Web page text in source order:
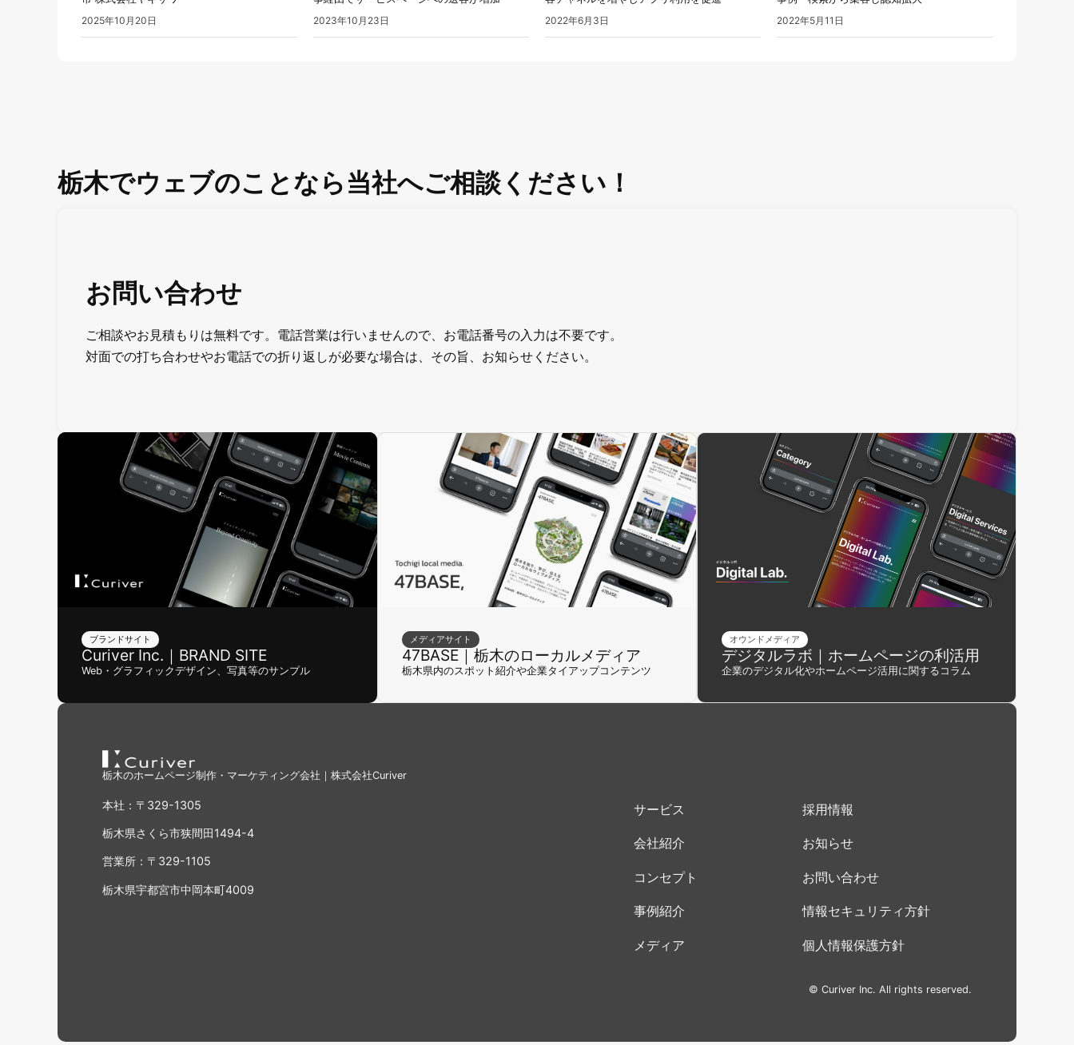
2025年10月20日 2023年10月23日 2022年6月3日 2022年5月11日
栃木でウェブのことなら当社へご相談ください！
お問い合わせ
ご相談やお見積もりは無料です。電話営業は行いませんので、お電話番号の入力は不要です。
対面での打ち合わせやお電話での折り返しが必要な場合は、その旨、お知らせください。
ブランドサイト
Curiver Inc.｜BRAND SITE
Web・グラフィックデザイン、写真等のサンプル
メディアサイト
47BASE｜栃木のローカルメディア
栃木県内のスポット紹介や企業タイアップコンテンツ
オウンドメディア
デジタルラボ｜ホームページの利活用
企業のデジタル化やホームページ活用に関するコラム
栃木のホームページ制作・マーケティング会社｜株式会社Curiver
本社：〒329-1305
栃木県さくら市狭間田1494-4
営業所：〒329-1105
栃木県宇都宮市中岡本町4009
サービス
会社紹介
コンセプト
事例紹介
メディア
採用情報
お知らせ
お問い合わせ
情報セキュリティ方針
個人情報保護方針
© Curiver Inc. All rights reserved.